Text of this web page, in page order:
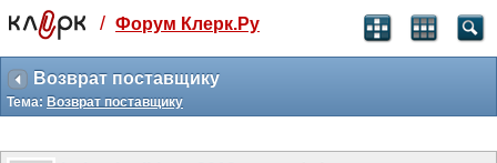
Святые угодники, Клерк без рекламы
прекрасен:)
месяц
3 месяца
/ Форум Клерк.Ру
Возврат поставщику
Тема: Возврат поставщику